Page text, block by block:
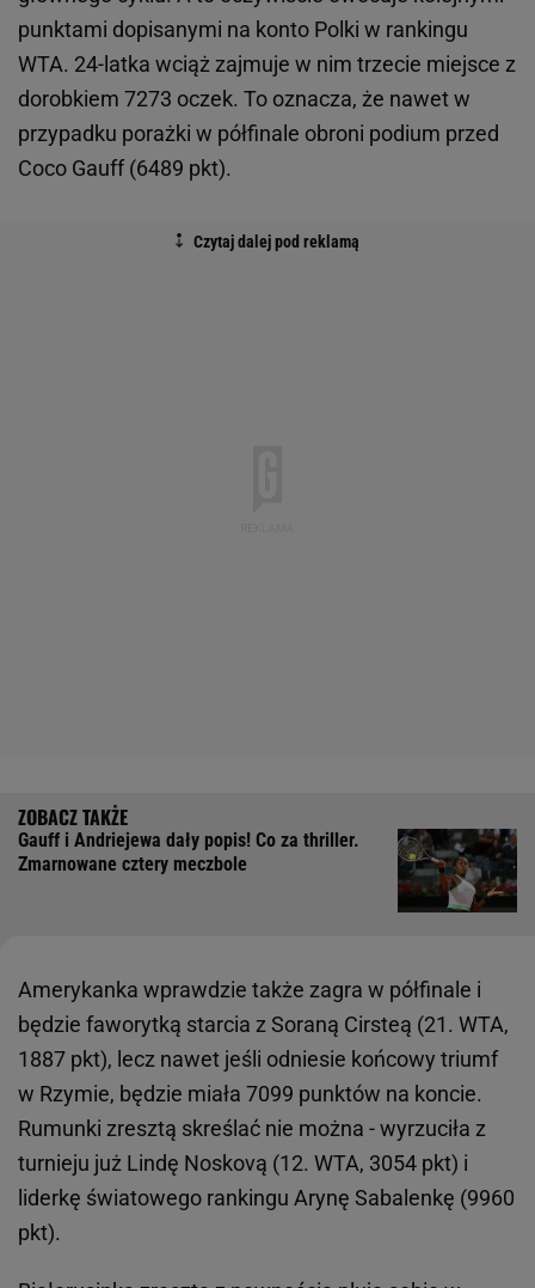
punktami dopisanymi na konto Polki w rankingu
WTA. 24-latka wciąż zajmuje w nim trzecie miejsce z
dorobkiem 7273 oczek. To oznacza, że nawet w
przypadku porażki w półfinale obroni podium przed
Coco Gauff (6489 pkt).
Gauff i Andriejewa dały popis! Co za thriller.
Zmarnowane cztery meczbole
Amerykanka wprawdzie także zagra w półfinale i
będzie faworytką starcia z Soraną Cirsteą (21. WTA,
1887 pkt), lecz nawet jeśli odniesie końcowy triumf
w Rzymie, będzie miała 7099 punktów na koncie.
Rumunki zresztą skreślać nie można - wyrzuciła z
turnieju już Lindę Noskovą (12. WTA, 3054 pkt) i
liderkę światowego rankingu Arynę Sabalenkę (9960
pkt).